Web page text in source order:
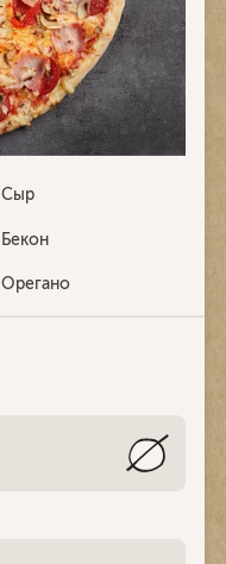
Cыр
Бекон
Орегано